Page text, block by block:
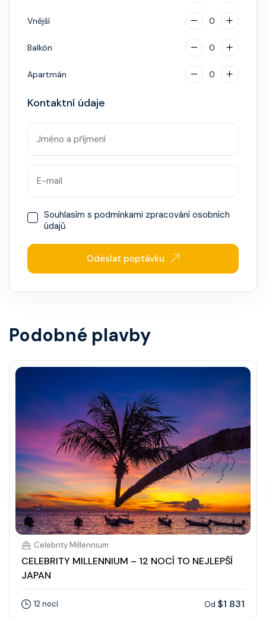
Vnější 0
Balkón 0
Apartmán 0
Kontaktní údaje
Souhlasím s podmínkami zpracování osobních
údajů
Odeslat poptávku
Podobné plavby
Celebrity Millennium
CELEBRITY MILLENNIUM – 12 NOCÍ TO NEJLEPŠÍ
JAPAN
12 nocí Od $1 831